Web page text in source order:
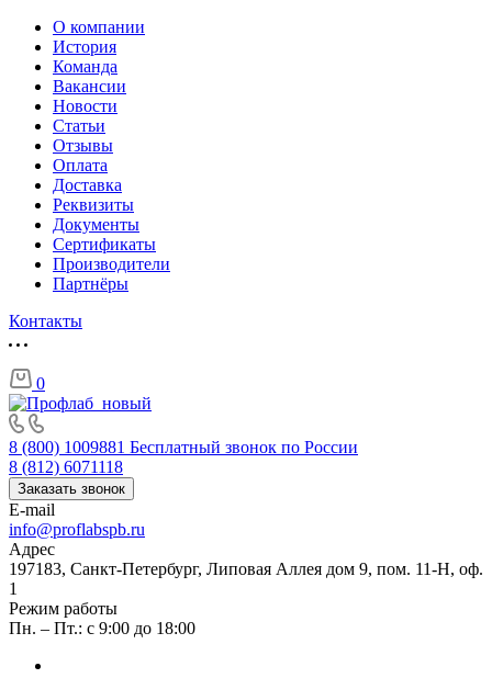
О компании
История
Команда
Вакансии
Новости
Статьи
Отзывы
Оплата
Доставка
Реквизиты
Документы
Сертификаты
Производители
Партнёры
Контакты
0
8 (800) 1009881 Бесплатный звонок по России
8 (812) 6071118
Заказать звонок
E-mail
info@proflabspb.ru
Адрес
197183, Санкт-Петербург, Липовая Аллея дом 9, пом. 11-Н, оф.
1
Режим работы
Пн. – Пт.: с 9:00 до 18:00